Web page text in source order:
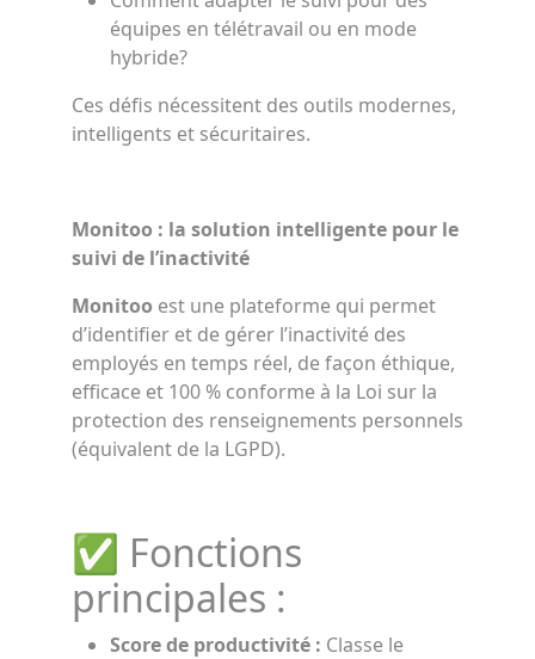
équipes en télétravail ou en mode
hybride?
Ces défis nécessitent des outils modernes,
intelligents et sécuritaires.
Monitoo : la solution intelligente pour le
suivi de l’inactivité
Monitoo est une plateforme qui permet
d’identifier et de gérer l’inactivité des
employés en temps réel, de façon éthique,
efficace et 100 % conforme à la Loi sur la
protection des renseignements personnels
(équivalent de la LGPD).
✅ Fonctions
principales :
Score de productivité : Classe le